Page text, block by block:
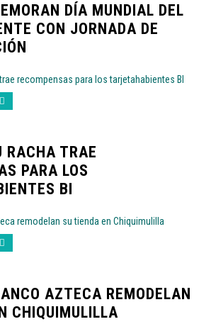
DÍA MUNDIAL DEL
CON JORNADA DE
RACHA TRAE
PARA LOS
BI
AZTECA REMODELAN
CHIQUIMULILLA